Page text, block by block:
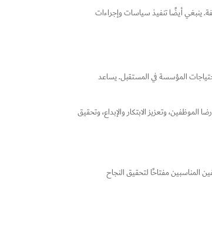
ينبغي أيضًا تنفيذ سياسات وإجراءات
المؤسسة في المستقبل. يساعد
وتعزيز الابتكار والإبداع، وتحقيق
المناسبين مفتاحًا لتحقيق النجاح